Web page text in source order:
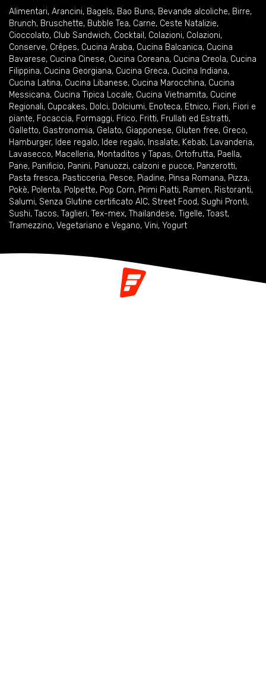
Alimentari, Arancini, Bagels, Bao Buns, Bevande alcoliche, Birre,
Brunch, Bruschette, Bubble Tea, Carne, Ceste Natalizie,
Cioccolato, Club Sandwich, Cocktail , Colazioni, Colazioni,
Conserve, Crêpes, Cucina Araba, Cucina Balcanica, Cucina
Bavarese, Cucina Cinese, Cucina Coreana, Cucina Creola, Cucina
Filippina, Cucina Georgiana, Cucina Greca, Cucina Indiana,
Cucina Latina, Cucina Libanese, Cucina Marocchina, Cucina
Messicana, Cucina Tipica Locale, Cucina Vietnamita, Cucine
Regionali, Cupcakes, Dolci, Dolciumi, Enoteca, Etnico, Fiori, Fiori e
piante, Focaccia, Formaggi, Frico, Fritti, Frullati ed Estratti,
Galletto, Gastronomia, Gelato, Giapponese, Gluten free, Greco,
Hamburger, Idee regalo, Idee regalo, Insalate, Kebab, Lavanderia,
Lavasecco, Macelleria, Montaditos y Tapas, Ortofrutta, Paella,
Pane, Panificio, Panini, Panuozzi, calzoni e pucce, Panzerotti,
Pasta fresca, Pasticceria, Pesce, Piadine, Pinsa Romana, Pizza,
Pokè, Polenta, Polpette, Pop Corn, Primi Piatti, Ramen, Ristoranti,
Salumi, Senza Glutine certificato AIC, Street Food, Sughi Pronti,
Sushi, Tacos, Taglieri, Tex-mex, Thailandese, Tigelle, Toast,
Tramezzino, Vegetariano e Vegano, Vini, Yogurt